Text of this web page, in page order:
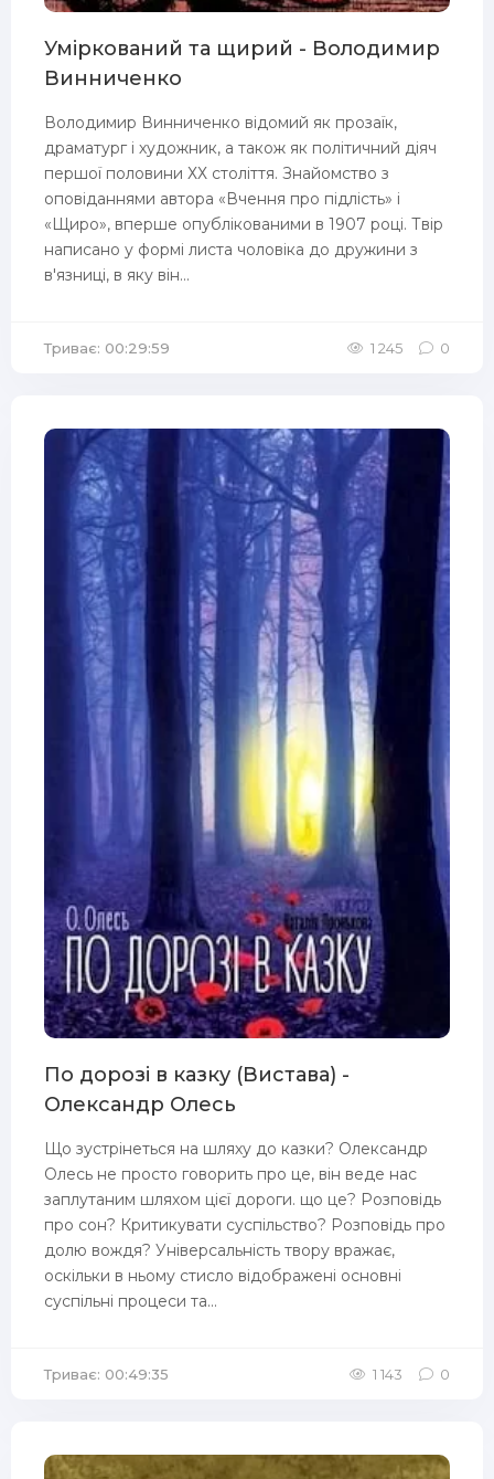
Уміркований та щирий - Володимир
Винниченко
Володимир Винниченко відомий як прозаїк,
драматург і художник, а також як політичний діяч
першої половини ХХ століття. Знайомство з
оповіданнями автора «Вчення про підлість» і
«Щиро», вперше опублікованими в 1907 році. Твір
написано у формі листа чоловіка до дружини з
в'язниці, в яку він...
Триває: 00:29:59 1 245 0
По дорозі в казку (Вистава) -
Олександр Олесь
Що зустрінеться на шляху до казки? Олександр
Олесь не просто говорить про це, він веде нас
заплутаним шляхом цієї дороги. що це? Розповідь
про сон? Критикувати суспільство? Розповідь про
долю вождя? Універсальність твору вражає,
оскільки в ньому стисло відображені основні
суспільні процеси та...
Триває: 00:49:35 1 143 0